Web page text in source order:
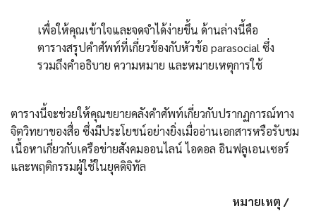
เพื่อให้คุณเข้าใจและจดจำได้ง่ายขึ้น ด้านล่างนี้คือ
ตารางสรุปคำศัพท์ที่เกี่ยวข้องกับหัวข้อ parasocial ซึ่ง
รวมถึงคำอธิบาย ความหมาย และหมายเหตุการใช้
ตารางนี้จะช่วยให้คุณขยายคลังคำศัพท์เกี่ยวกับปรากฏการณ์ทาง
จิตวิทยาของสื่อ ซึ่งมีประโยชน์อย่างยิ่งเมื่ออ่านเอกสารหรือรับชม
เนื้อหาเกี่ยวกับเครือข่ายสังคมออนไลน์ ไอดอล อินฟลูเอนเซอร์
และพฤติกรรมผู้ใช้ในยุคดิจิทัล
หมายเหตุ /